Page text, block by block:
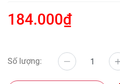
184.000₫
Số lượng: